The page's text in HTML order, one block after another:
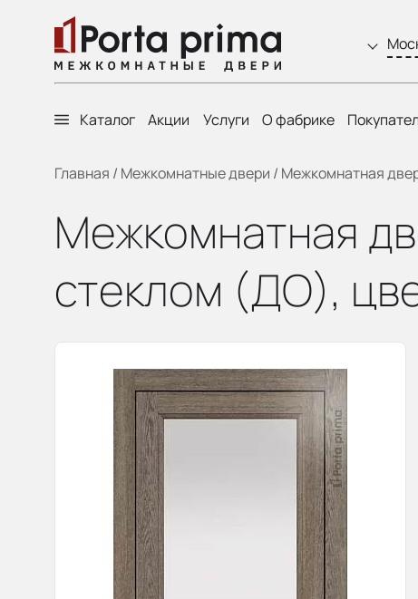
Каталог Акции Услуги О фабрике
Главная / Межкомнатные двери / Межкомнатная
Межкомнатная
стеклом (ДО),